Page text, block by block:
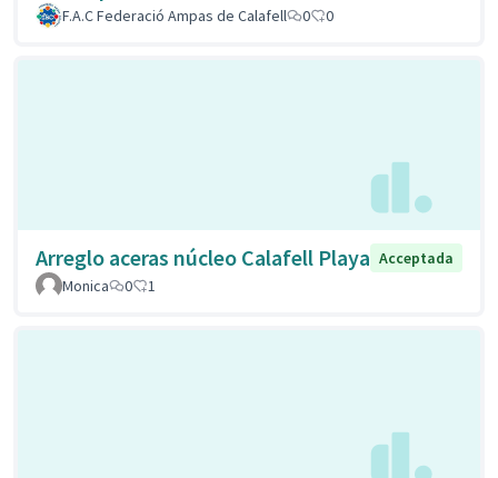
F.A.C Federació Ampas de Calafell 0 0
Arreglo aceras núcleo Calafell Playa Acceptada
Monica
0 1